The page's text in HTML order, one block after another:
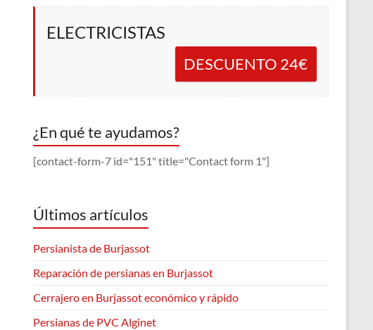
ELECTRICISTAS
DESCUENTO 24€
¿En qué te ayudamos?
[contact-form-7 id="151" title="Contact form 1"]
Últimos artículos
Persianista de Burjassot
Reparación de persianas en Burjassot
Cerrajero en Burjassot económico y rápido
Persianas de PVC Alginet